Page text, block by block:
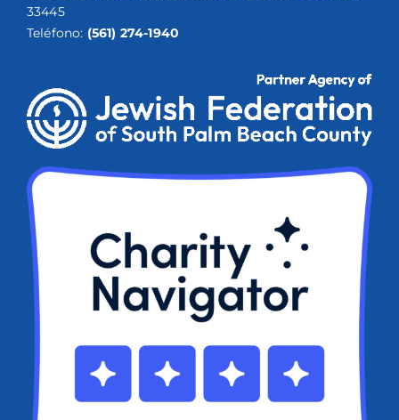
33445
Teléfono: (561) 274-1940